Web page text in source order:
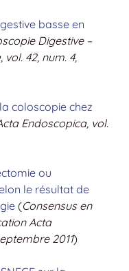
basse en
Digestive –
42, num. 4,
coloscopie chez
Endoscopica, vol.
ou
le résultat de
(Consensus en
Acta
2011)